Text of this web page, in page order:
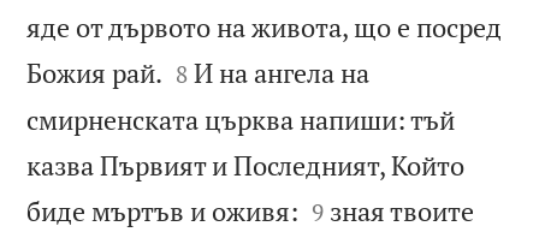
яде от дървото на живота, що е посред
Божия рай. 

8 И на ангела на
смирненската църква напиши: тъй
казва Първият и Последният, Който
биде мъртъв и оживя: 

9 зная твоите